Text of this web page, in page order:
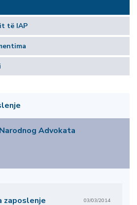
të IAP
Advokata
zaposlenje 03/03/2014